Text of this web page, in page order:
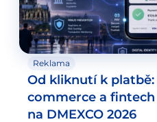
Reklama
Od kliknutí k platbě:
commerce a
na DMEXCO 2026